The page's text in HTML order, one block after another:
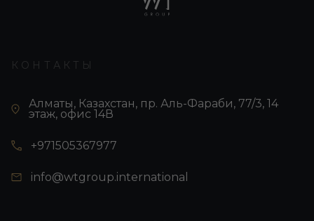
КОНТАКТЫ
Алматы, Казахстан, пр. Аль-Фараби, 77/3, 14
этаж, офис 14В
+971505367977
info@wtgroup.international